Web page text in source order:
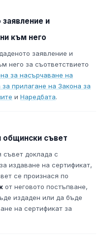
и
към него
заявление и
него за съответствието
за насърчаване на
прилагане на Закона за
и Наредбата.
общински съвет
доклада с
издаване на сертификат,
се произнася по
от неговото постъпване,
издаден или да бъде
на сертификат за